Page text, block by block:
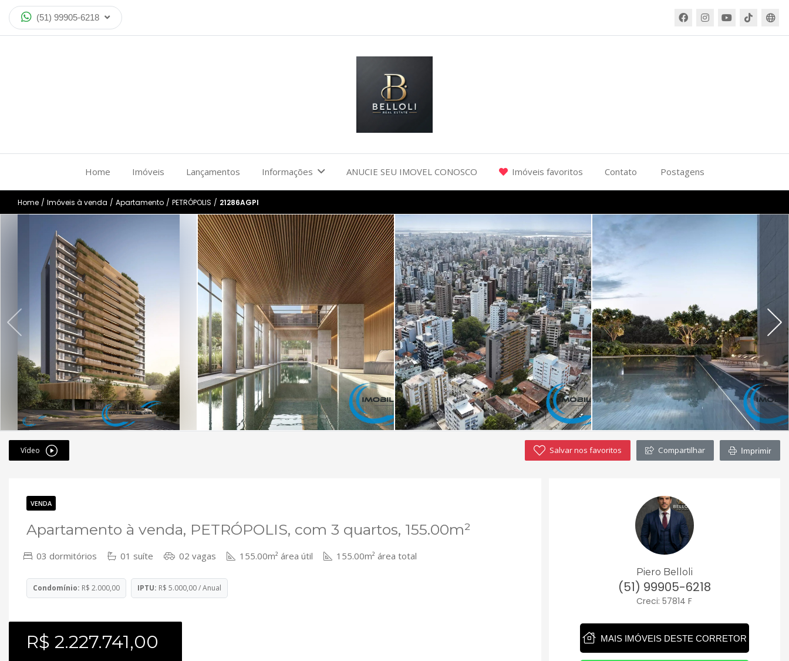
(51) 99905-6218
Home Imóveis Lançamentos Informações ANUCIE SEU IMOVEL CONOSCO Imóveis favoritos Contato Postagens
Home / Imóveis à venda / Apartamento / PETRÓPOLIS / 21286AGPI
Vídeo Salvar nos favoritos Compartilhar Imprimir
VENDA
Apartamento à venda, PETRÓPOLIS, com 3 quartos, 155.00m²
03 dormitórios 01 suíte 02 vagas 155.00m² área útil 155.00m² área total
Condomínio: R$ 2.000,00 IPTU: R$ 5.000,00 / Anual
R$ 2.227.741,00
Piero Belloli
(51) 99905-6218
Creci: 57814 F
MAIS IMÓVEIS DESTE CORRETOR